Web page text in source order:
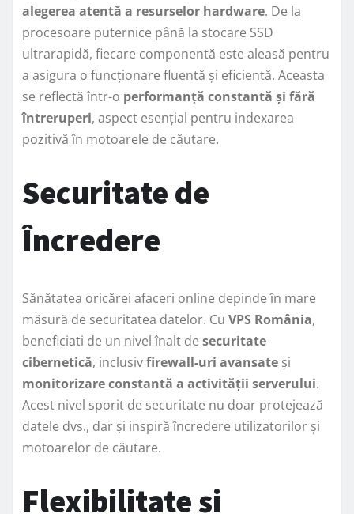
alegerea atentă a resurselor hardware. De la
procesoare puternice până la stocare SSD
ultrarapidă, fiecare componentă este aleasă pentru
a asigura o funcționare fluentă și eficientă. Aceasta
se reflectă într-o performanță constantă și fără
întreruperi, aspect esențial pentru indexarea
pozitivă în motoarele de căutare.
Securitate de
Încredere
Sănătatea oricărei afaceri online depinde în mare
măsură de securitatea datelor. Cu VPS România,
beneficiati de un nivel înalt de securitate
cibernetică, inclusivfirewall-uri avansate și
monitorizare constantă a activității serverului.
Acest nivel sporit de securitate nu doar protejează
datele dvs., dar și inspiră încredere utilizatorilor și
motoarelor de căutare.
Flexibilitate și